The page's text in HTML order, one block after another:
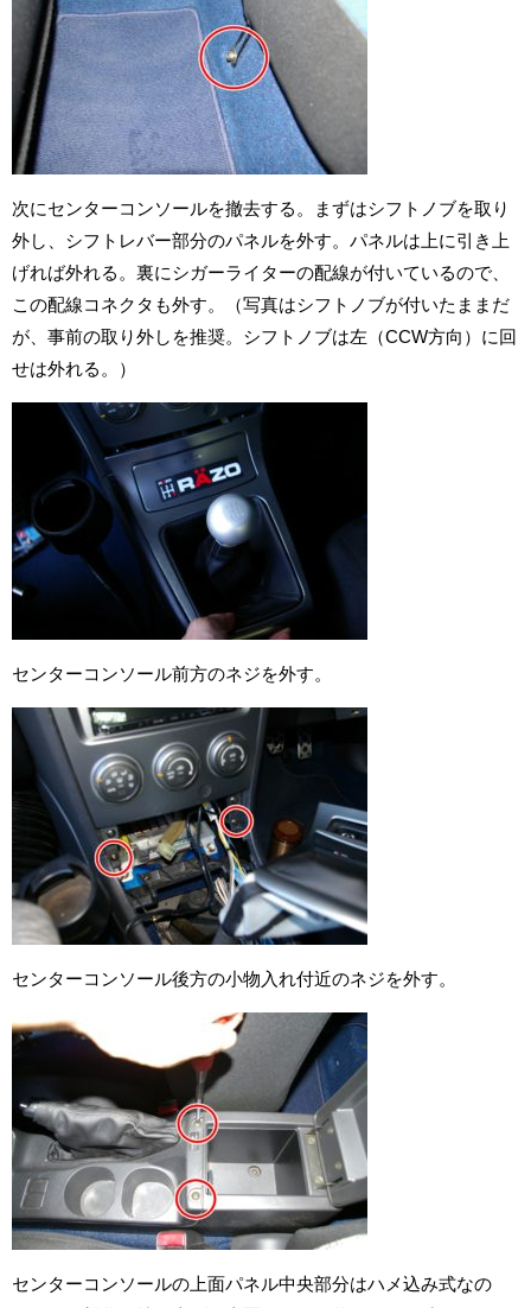
次にセンターコンソールを撤去する。まずはシフトノブを取り
外し、シフトレバー部分のパネルを外す。パネルは上に引き上
げれば外れる。裏にシガーライターの配線が付いているので、
この配線コネクタも外す。（写真はシフトノブが付いたままだ
が、事前の取り外しを推奨。シフトノブは左（CCW方向）に回
せは外れる。）
センターコンソール前方のネジを外す。
センターコンソール後方の小物入れ付近のネジを外す。
センターコンソールの上面パネル中央部分はハメ込み式なの